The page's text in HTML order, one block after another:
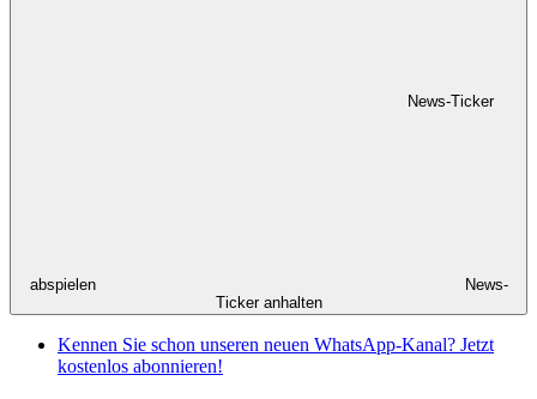
News-Ticker
abspielen
News-
Ticker anhalten
Kennen Sie schon unseren neuen WhatsApp-Kanal? Jetzt
kostenlos abonnieren!